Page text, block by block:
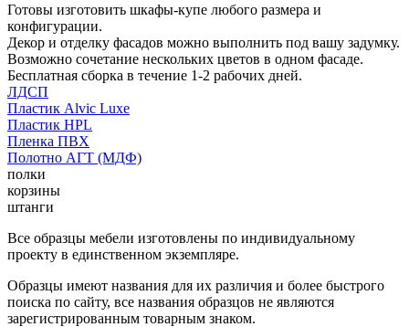
Готовы изготовить шкафы-купе любого размера и
конфигурации.
Декор и отделку фасадов можно выполнить под вашу задумку.
Возможно сочетание нескольких цветов в одном фасаде.
Бесплатная сборка в течение 1-2 рабочих дней.
ЛДСП
Пластик Alvic Luxe
Пластик HPL
Пленка ПВХ
Полотно АГТ (МДФ)
полки
корзины
штанги
Все образцы мебели изготовлены по индивидуальному
проекту в единственном экземпляре.
Образцы имеют названия для их различия и более быстрого
поиска по сайту, все названия образцов не являются
зарегистрированным товарным знаком.